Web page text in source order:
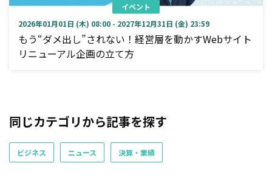
イベント
2026年01月01日 (木) 08:00 - 2027年12月31日 (金) 23:59
もう“ダメ出し”されない！経営層を動かすWebサイト
リニューアル企画の立て方
同じカテゴリから記事を探す
ビジネス ニュース 決算・業績